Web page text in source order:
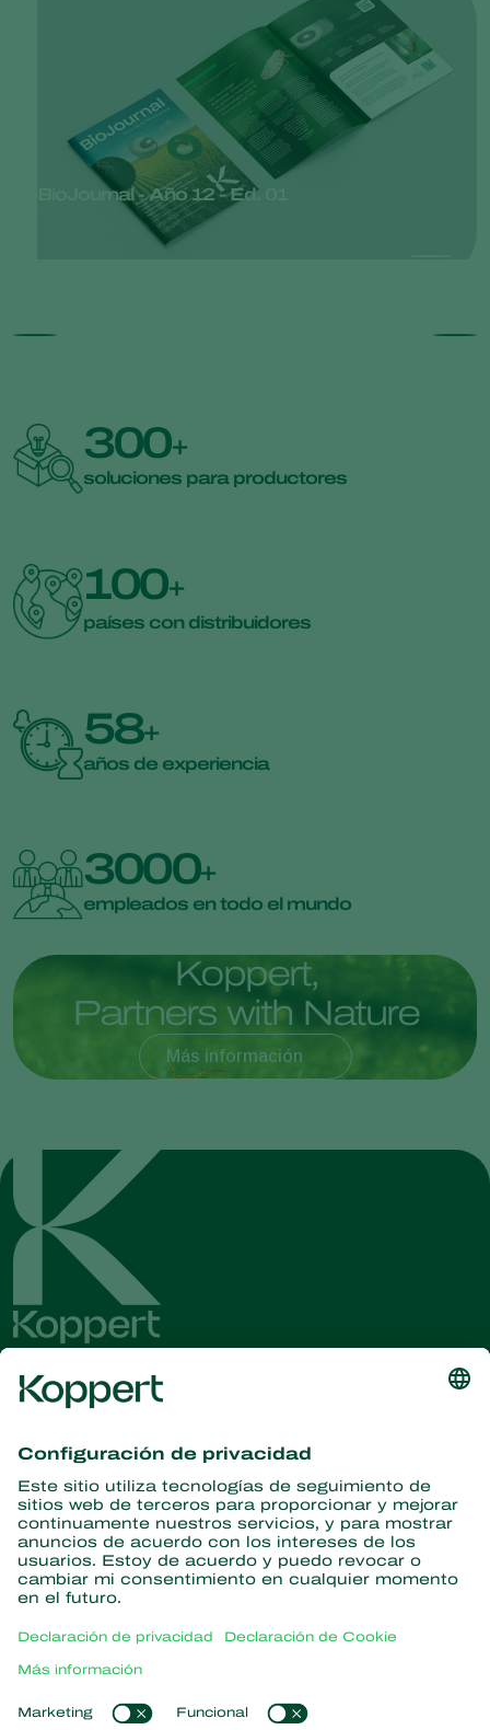
BioJournal - Año 12 - Ed. 01
300+
soluciones para productores
100+
países con distribuidores
58+
años de experiencia
3000+
empleados en todo el mundo
Koppert,
Partners with Nature
Más información
información
Suscríbase aquí
Partners with Nature
Avispas parasitarias
Nematodos beneficiosos
Acerca de Koppert
Novedades e información
Enlaces populares